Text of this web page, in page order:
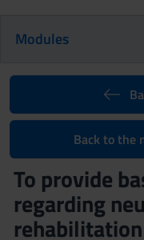
Modules
Back to the
To provide
regarding